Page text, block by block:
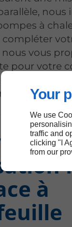
Your
We use
traffic and
clicking "I
from our
nous
à
vous
pour votre
et
de
à